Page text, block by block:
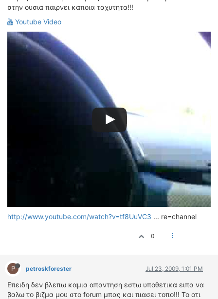
στην ουσια παιρνει καποια ταχυτητα!!!
Youtube Video
http://www.youtube.com/watch?v=tf8UuVC3 ... re=channel
0
P petroskforester Jul 23, 2009, 1:01 PM
Επειδη δεν βλεπω καμια απαντηση εστω υποθετικα ειπα να
βαλω το βιζμα μου στο forum μπας και πιασει τοπο!!! Το οτι